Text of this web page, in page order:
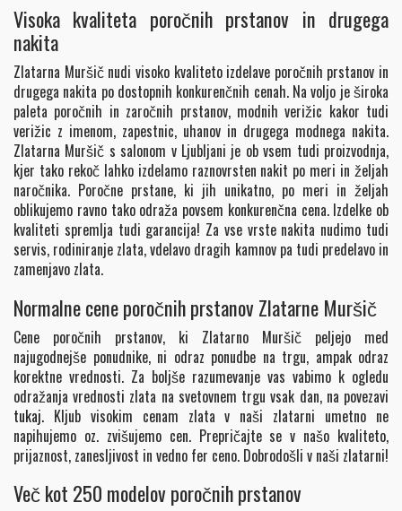
Visoka kvaliteta poročnih prstanov in drugega
nakita
Zlatarna Muršič nudi visoko kvaliteto izdelave poročnih prstanov in
drugega nakita po dostopnih konkurenčnih cenah. Na voljo je široka
paleta poročnih in zaročnih prstanov, modnih verižic kakor tudi
verižic z imenom, zapestnic, uhanov in drugega modnega nakita.
Zlatarna Muršič s salonom v Ljubljani je ob vsem tudi proizvodnja,
kjer tako rekoč lahko izdelamo raznovrsten nakit po meri in željah
naročnika. Poročne prstane, ki jih unikatno, po meri in željah
oblikujemo ravno tako odraža povsem konkurenčna cena. Izdelke ob
kvaliteti spremlja tudi garancija! Za vse vrste nakita nudimo tudi
servis, rodiniranje zlata, vdelavo dragih kamnov pa tudi predelavo in
zamenjavo zlata.
Normalne cene poročnih prstanov Zlatarne Muršič
Cene poročnih prstanov, ki Zlatarno Muršič peljejo med
najugodnejše ponudnike, ni odraz ponudbe na trgu, ampak odraz
korektne vrednosti. Za boljše razumevanje vas vabimo k ogledu
odražanja vrednosti zlata na svetovnem trgu vsak dan, na povezavi
tukaj. Kljub visokim cenam zlata v naši zlatarni umetno ne
napihujemo oz. zvišujemo cen. Prepričajte se v našo kvaliteto,
prijaznost, zanesljivost in vedno fer ceno. Dobrodošli v naši zlatarni!
Več kot 250 modelov poročnih prstanov